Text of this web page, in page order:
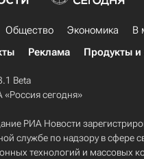
Общество Экономика В
Реклама Продукты и
Beta
сегодня»
РИА Новости
службе по надзору в сфере
технологий и массовых